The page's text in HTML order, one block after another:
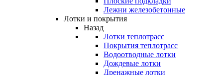
Лежни железобетонные
Лотки и покрытия
Назад
Лотки теплотрасс
Покрытия теплотрасс
Водоотводные лотки
Дождевые лотки
Дренажные лотки